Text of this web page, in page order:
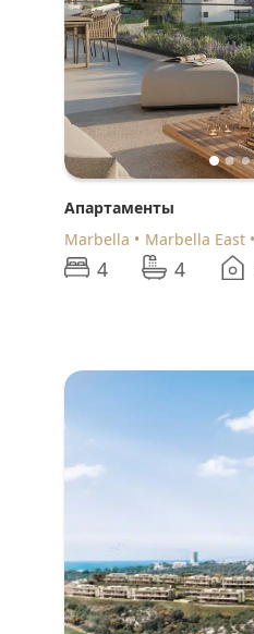
Апартаменты
Marbella
Marbella East
4 4